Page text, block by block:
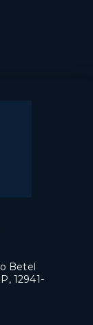
Betel
12941-